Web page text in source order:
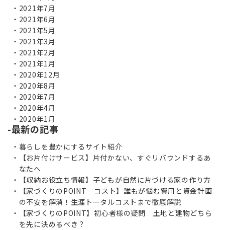
2021年7月
2021年6月
2021年5月
2021年3月
2021年2月
2021年1月
2020年12月
2020年8月
2020年7月
2020年4月
2020年1月
最新の記事
暮らしを豊かにするサイト紹介
【お片付けサービス】片付かない、すぐリバウンドするあ
なたへ
【収納お役立ち情報】子どもが自然に片づける家の作り方
【家づくりのPOINT－コスト】誰もが悩む費用と資金計画
の不安を解消！生涯トータルコストまで徹底解説
【家づくりのPOINT】初心者様の疑問 土地と建物どちら
を先に決めるべき？